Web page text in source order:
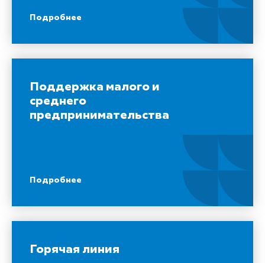
Подробнее
Поддержка малого и
среднего
предпринимательства
Подробнее
Горячая линия